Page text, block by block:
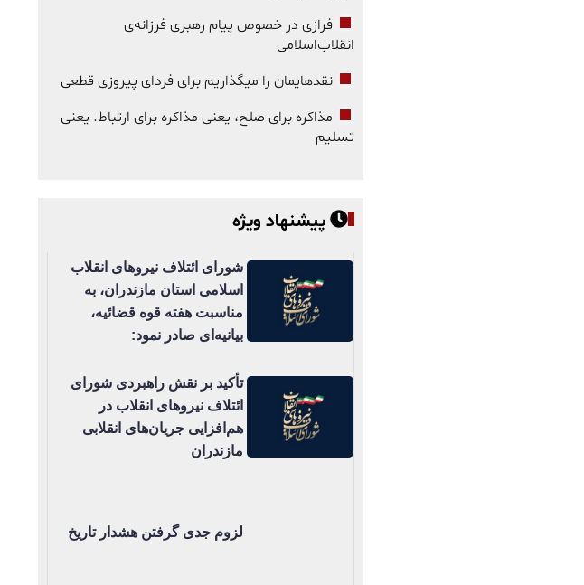
فرازی در خصوص پیام رهبری فرزانه‌ی
انقلاب‌اسلامی
نقدهایمان را میگذاریم برای فردای پیروزی قطعی
مذاکره برای صلح، یعنی مذاکره برای ارتباط. یعنی
تسلیم
پیشنهاد ویژه
شورای ائتلاف نیروهای انقلاب
اسلامی استان مازندران، به
مناسبت هفته قوه قضائیه،
بیانیه‌ای صادر نمود:
تأکید بر نقش راهبردی شورای
ائتلاف نیروهای انقلاب در
هم‌افزایی جریان‌های انقلابی
مازندران
لزوم جدی گرفتن هشدار تاریخ